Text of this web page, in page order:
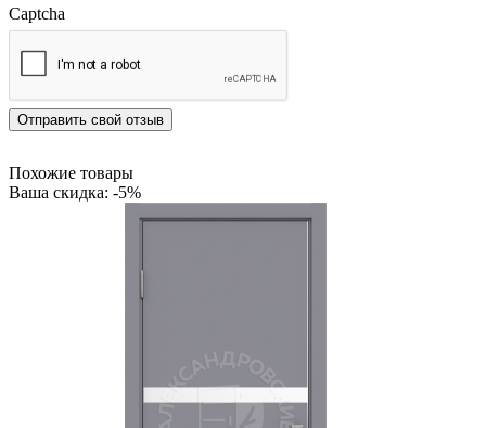
Captcha
Отправить свой отзыв
Похожие товары
Ваша скидка: -5%